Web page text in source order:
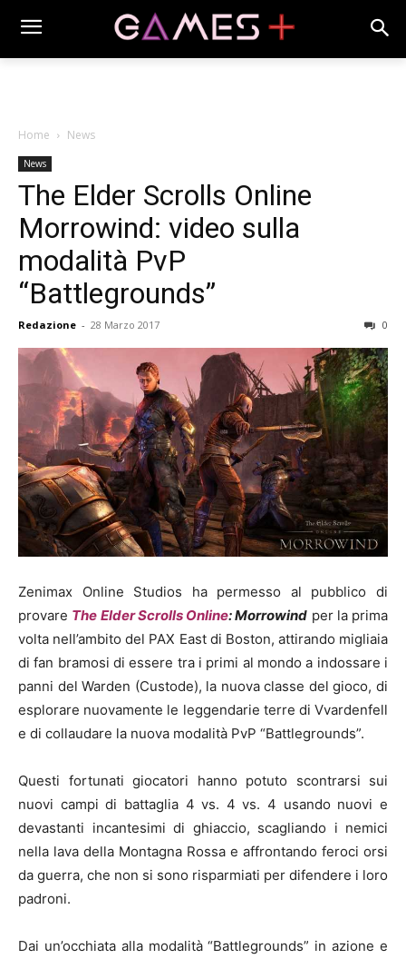
Home News
News
The Elder Scrolls Online
Morrowind: video sulla
modalità PvP
“Battlegrounds”
Redazione - 28 Marzo 2017 0
Zenimax Online Studios ha permesso al pubblico di
provare The Elder Scrolls Online: Morrowind per la prima
volta nell’ambito del PAX East di Boston, attirando migliaia
di fan bramosi di essere tra i primi al mondo a indossare i
panni del Warden (Custode), la nuova classe del gioco, di
esplorare nuovamente le leggendarie terre di Vvardenfell
e di collaudare la nuova modalità PvP “Battlegrounds”.
Questi fortunati giocatori hanno potuto scontrarsi sui
nuovi campi di battaglia 4 vs. 4 vs. 4 usando nuovi e
devastanti incantesimi di ghiaccio, scagliando i nemici
nella lava della Montagna Rossa e affrontando feroci orsi
da guerra, che non si sono risparmiati per difendere i loro
padroni.
Dai un’occhiata alla modalità “Battlegrounds” in azione e